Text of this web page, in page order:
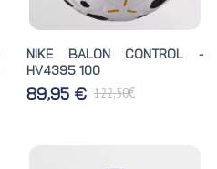
NIKE BALON CONTROL -
HV4395 100
89,95 € 122,50€